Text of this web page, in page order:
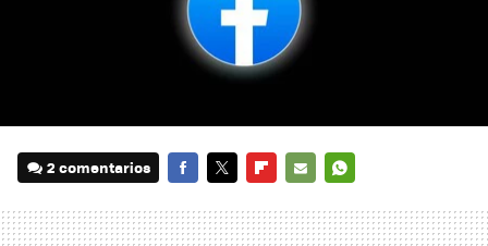
2 comentarios
MAIL